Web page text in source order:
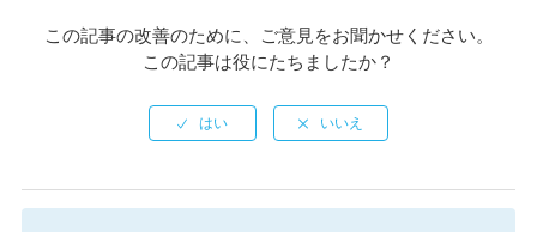
この記事の改善のために、ご意見をお聞かせください。
この記事は役にたちましたか？